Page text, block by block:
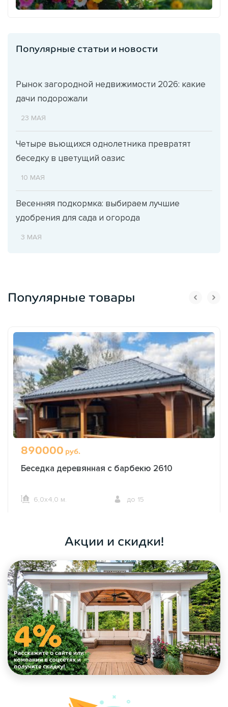
Популярные статьи и новости
Рынок загородной недвижимости 2026: какие
дачи подорожали
23 МАЯ
Четыре вьющихся однолетника превратят
беседку в цветущий оазис
10 МАЯ
Весенняя подкормка: выбираем лучшие
удобрения для сада и огорода
3 МАЯ
Популярные товары
890000 руб.
Беседка деревянная с барбекю 2610
6,0х4,0 м. до 15
Акции и скидки!